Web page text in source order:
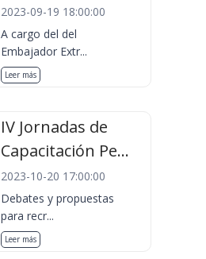
2023-09-19 18:00:00
A cargo del del
Embajador Extr...
Leer más
IV Jornadas de
Capacitación Pe...
2023-10-20 17:00:00
Debates y propuestas
para recr...
Leer más